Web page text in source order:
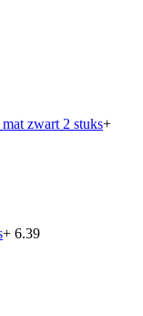
zwart 2 stuks+
+ 6.39